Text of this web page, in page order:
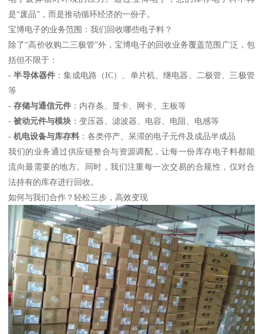
是“废品”，而是推动循环经济的一份子。
宝博电子的业务范围：我们回收哪些电子料？
除了“高价收购二三极管”外，宝博电子的回收业务覆盖范围广泛，包
括但不限于：
-半导体器件 ：集成电路（IC）、单片机、继电器、二极管、三极管
等
-存储与通信元件 ：内存条、显卡、网卡、主板等
-被动元件与模块 ：变压器、滤波器、电容、电阻、电感等
-机电设备与库存料 ：各类停产、呆滞的电子元件及成品半成品
我们的业务通过供应链整合与资源调配，让每一份库存电子料都能
流向最需要的地方。同时，我们注重每一次交易的合规性，仅对合
法持有的库存进行回收。
如何与我们合作？轻松三步，高效变现